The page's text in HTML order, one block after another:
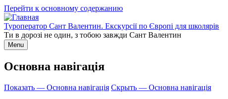
Перейти к основному содержанию
Туроператор Сант Валентин. Екскурсії по Європі для школярів
Ти в дорозі не один, з тобою завжди Сант Валентин
Menu
Основна навігація
Показать — Основна навігація Скрыть — Основна навігація